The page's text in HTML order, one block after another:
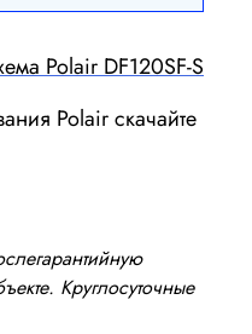
Polair DF120SF-S
Polair скачайте
Круглосуточные